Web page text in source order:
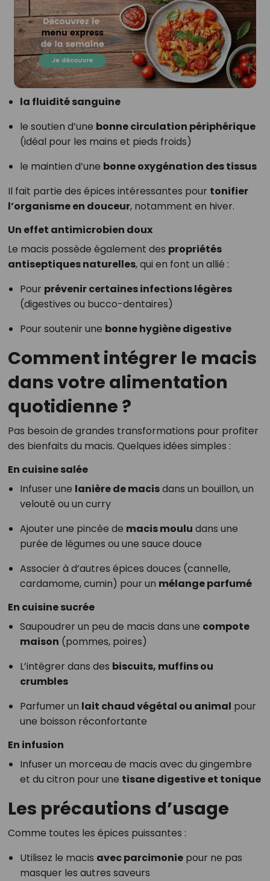
la fluidité sanguine
le soutien d’une bonne circulation périphérique
(idéal pour les mains et pieds froids)
le maintien d’une bonne oxygénation des tissus
Il fait partie des épices intéressantes pour tonifier
l’organisme en douceur, notamment en hiver.
Un effet antimicrobien doux
Le macis possède également des propriétés
antiseptiques naturelles, qui en font un allié :
Pour prévenir certaines infections légères
(digestives ou bucco-dentaires)
Pour soutenir une bonne hygiène digestive
Comment intégrer le macis
dans votre alimentation
quotidienne ?
Pas besoin de grandes transformations pour profiter
des bienfaits du macis. Quelques idées simples :
En cuisine salée
Infuser une lanière de macisdans un bouillon, un
velouté ou un curry
Ajouter une pincée de macis moulu dans une
purée de légumes ou une sauce douce
Associer à d’autres épices douces (cannelle,
cardamome, cumin) pour un mélange parfumé
En cuisine sucrée
Saupoudrer un peu de macis dans une compote
maison (pommes, poires)
L’intégrer dans des biscuits, muffins ou
crumbles
Parfumer un lait chaud végétal ou animal pour
une boisson réconfortante
En infusion
Infuser un morceau de macis avec du gingembre
et du citron pour une tisane digestive et tonique
Les précautions d’usage
Comme toutes les épices puissantes :
Utilisez le macis avec parcimoniepour ne pas
masquer les autres saveurs